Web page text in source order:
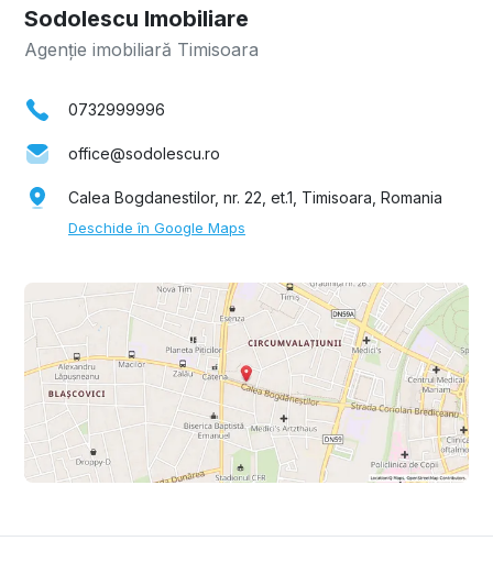
Sodolescu Imobiliare
Agenție imobiliară Timisoara
0732999996
office@sodolescu.ro
Calea Bogdanestilor, nr. 22, et.1, Timisoara, Romania
Deschide în Google Maps